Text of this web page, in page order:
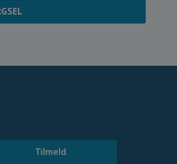
Tilmeld